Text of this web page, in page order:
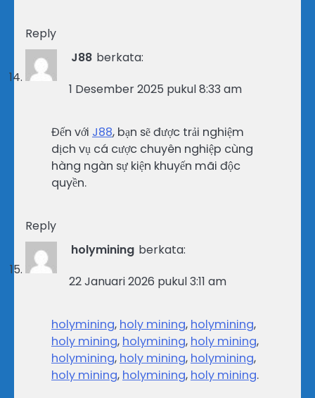
Reply
J88 berkata:
1 Desember 2025 pukul 8:33 am
Đến với J88, bạn sẽ được trải nghiệm
dịch vụ cá cược chuyên nghiệp cùng
hàng ngàn sự kiện khuyến mãi độc
quyền.
Reply
holymining berkata:
22 Januari 2026 pukul 3:11 am
holymining, holy mining, holymining,
holy mining, holymining, holy mining,
holymining, holy mining, holymining,
holy mining, holymining, holy mining.